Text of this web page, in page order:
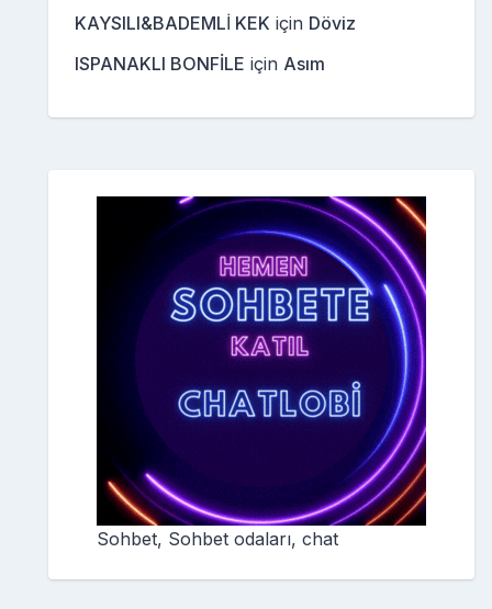
KAYSILI&BADEMLİ KEK için Döviz
ISPANAKLI BONFİLE için Asım
Sohbet, Sohbet odaları, chat